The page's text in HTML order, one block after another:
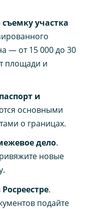
участка
— от 15 000 до 30
площади и
и
основными
о границах.
дело.
новые
.
подайте